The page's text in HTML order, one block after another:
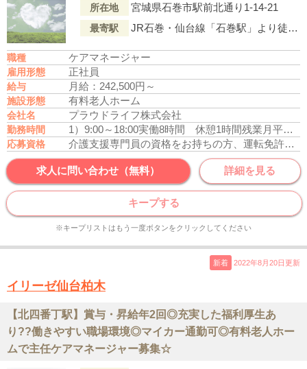
所在地 宮城県石巻市駅前北通り1-14-21
最寄駅 JR石巻・仙台線「石巻駅」より徒歩9分
職種 ケアマネージャー
雇用形態 正社員
給与 月給：242,500円～
施設形態 有料老人ホーム
会社名 プラウドライフ株式会社
勤務時間 1）9:00～18:00実働8時間 休憩1時間残業月平均5時間
応募資格 介護支援専門員の資格をお持ちの方、運転免許あれば尚可
求人に問い合わせ（無料） 詳細を見る
キープする
※キープリストはもう一度ボタンをクリックしてください
新着 2022年8月20日更新
イリーゼ仙台柏木
【北四番丁駅】賞与・昇給年2回◎充実した福利厚生あ
り??働きやすい職場環境◎マイカー通勤可◎有料老人ホー
ムで主任ケアマネージャー募集☆